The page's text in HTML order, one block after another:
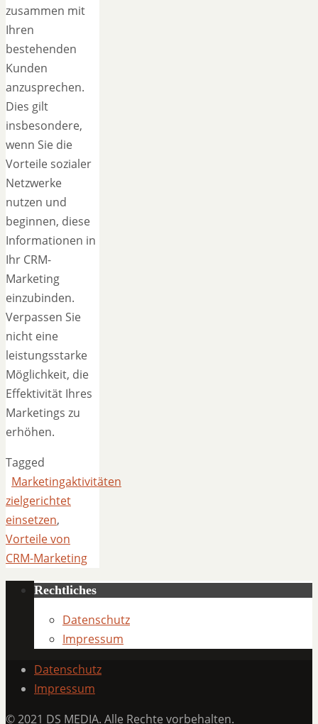
zusammen mit
Ihren
bestehenden
Kunden
anzusprechen.
Dies gilt
insbesondere,
wenn Sie die
Vorteile sozialer
Netzwerke
nutzen und
beginnen, diese
Informationen in
Ihr CRM-
Marketing
einzubinden.
Verpassen Sie
nicht eine
leistungsstarke
Möglichkeit, die
Effektivität Ihres
Marketings zu
erhöhen.
Tagged
Marketingaktivitäten
zielgerichtet
einsetzen,
Vorteile von
CRM-Marketing
Rechtliches
Datenschutz
Impressum
Datenschutz
Impressum
© 2021 DS MEDIA. Alle Rechte vorbehalten.